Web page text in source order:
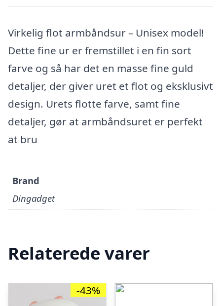
Virkelig flot armbåndsur – Unisex model!
Dette fine ur er fremstillet i en fin sort
farve og så har det en masse fine guld
detaljer, der giver uret et flot og eksklusivt
design. Urets flotte farve, samt fine
detaljer, gør at armbåndsuret er perfekt
at bru
Brand
Dingadget
Relaterede varer
-43%